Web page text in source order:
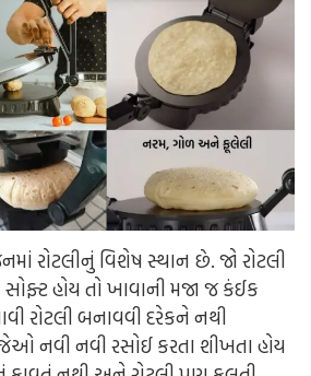
રોટલીનું વિશેષ સ્થાન છે. જો રોટલી
હોય તો ખાવાની મજા જ કંઈક
રોટલી બનાવવી દરેકને નથી
નવી નવી રસોઈ કરતા શીખતા હોય